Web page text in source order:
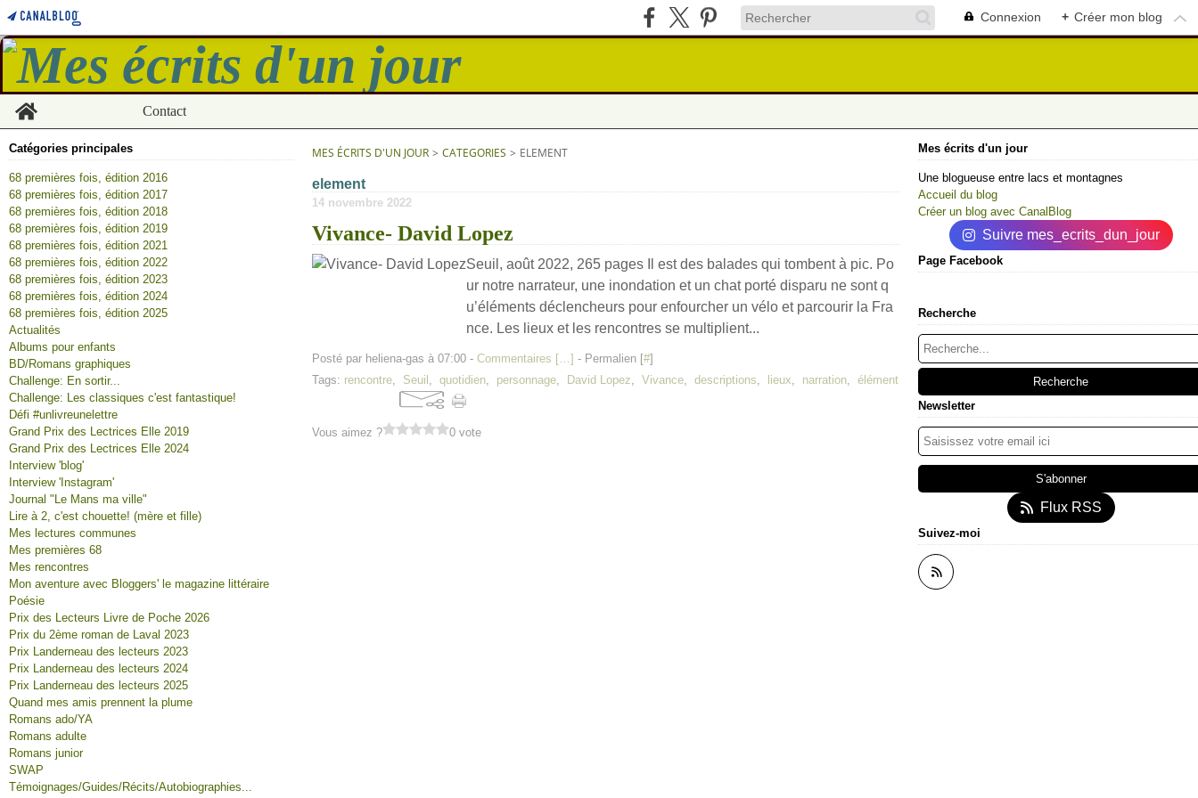
Connexion + Créer mon blog
Home
Contact
Catégories principales
68 premières fois, édition 2016
68 premières fois, édition 2017
68 premières fois, édition 2018
68 premières fois, édition 2019
68 premières fois, édition 2021
68 premières fois, édition 2022
68 premières fois, édition 2023
68 premières fois, édition 2024
68 premières fois, édition 2025
Actualités
Albums pour enfants
BD/Romans graphiques
Challenge: En sortir...
Challenge: Les classiques c'est fantastique!
Défi #unlivreunelettre
Grand Prix des Lectrices Elle 2019
Grand Prix des Lectrices Elle 2024
Interview 'blog'
Interview 'Instagram'
Journal "Le Mans ma ville"
Lire à 2, c'est chouette! (mère et fille)
Mes lectures communes
Mes premières 68
Mes rencontres
Mon aventure avec Bloggers' le magazine littéraire
Poésie
Prix des Lecteurs Livre de Poche 2026
Prix du 2ème roman de Laval 2023
Prix Landerneau des lecteurs 2023
Prix Landerneau des lecteurs 2024
Prix Landerneau des lecteurs 2025
Quand mes amis prennent la plume
Romans ado/YA
Romans adulte
Romans junior
SWAP
Témoignages/Guides/Récits/Autobiographies...
MES ÉCRITS D'UN JOUR > CATEGORIES > ELEMENT
element
14 novembre 2022
Vivance- David Lopez
Seuil, août 2022, 265 pages Il est des balades qui tombent à pic. Po
ur notre narrateur, une inondation et un chat porté disparu ne sont q
u’éléments déclencheurs pour enfourcher un vélo et parcourir la Fra
nce. Les lieux et les rencontres se multiplient...
Posté par heliena-gas à 07:00 - Commentaires […] - Permalien [#]
Tags: rencontre, Seuil , quotidien, personnage, David Lopez, Vivance, descriptions, lieux, narration, élément
Vous aimez ? 0 vote
Mes écrits d'un jour
Une blogueuse entre lacs et montagnes
Accueil du blog
Créer un blog avec CanalBlog
Suivre mes_ecrits_dun_jour
Page Facebook
Recherche
Newsletter
Flux RSS
Suivez-moi